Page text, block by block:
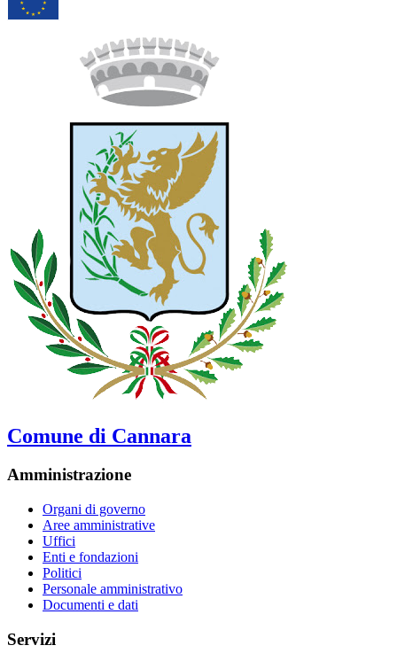
Comune di Cannara
Amministrazione
Organi di governo
Aree amministrative
Uffici
Enti e fondazioni
Politici
Personale amministrativo
Documenti e dati
Servizi